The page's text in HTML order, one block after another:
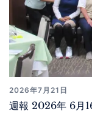
2026年7月21日
週報 2026年 6月